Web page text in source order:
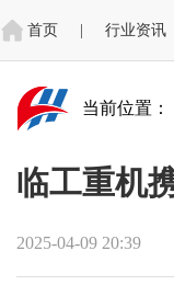
首页 行业资讯
当前位置：
临工重机
2025-04-09 20:39